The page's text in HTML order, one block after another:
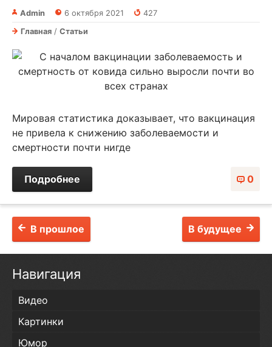
Admin 6 октября 2021
427
Главная / Статьи
Мировая статистика доказывает, что вакцинация
не привела к снижению заболеваемости и
смертности почти нигде
0
Подробнее
В будущее
В прошлое
Навигация
Видео
Картинки
Юмор